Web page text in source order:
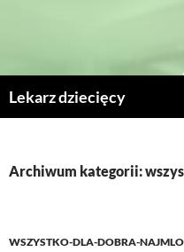
Lekarz dziecięcy
Archiwum kategorii:
WSZYSTKO-DLA-DOBRA-